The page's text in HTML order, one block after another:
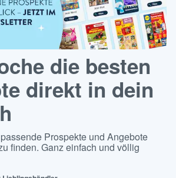
die besten
direkt in dein
Prospekte und Angebote
finden. Ganz einfach und völlig